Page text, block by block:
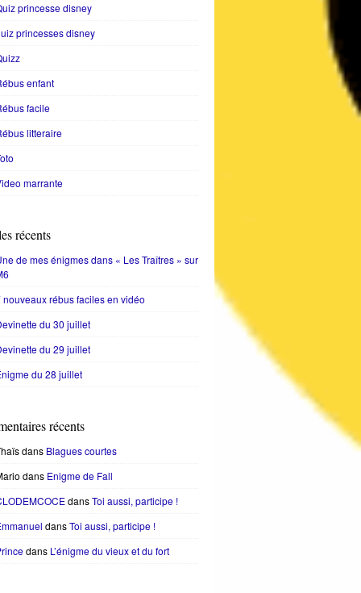
princesse disney
princesses disney
enfant
facile
litteraire
marrante
récents
de mes énigmes dans « Les Traîtres » sur
nouveaux rébus faciles en vidéo
du 30 juillet
du 29 juillet
du 28 juillet
récents
dans Blagues courtes
dans Enigme de Fall
dansToi aussi, participe !
dansToi aussi, participe !
dans L’énigme du vieux et du fort